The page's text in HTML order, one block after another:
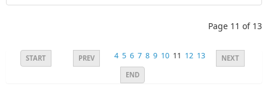
Page 11 of 13
START PREV 4 5 6 7 8 9 10 11 12 13
NEXT
END